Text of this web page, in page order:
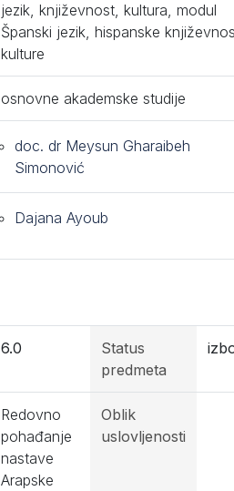
jezik, književnost, kultura, modul
Španski jezik, hispanske
kulture
osnovne akademske studije
doc. dr Meysun Gharaibeh
Simonović
Dajana Ayoub
6.0
Status
predmeta
Redovno
pohađanje
nastave
Arapske
Oblik
uslovljenosti